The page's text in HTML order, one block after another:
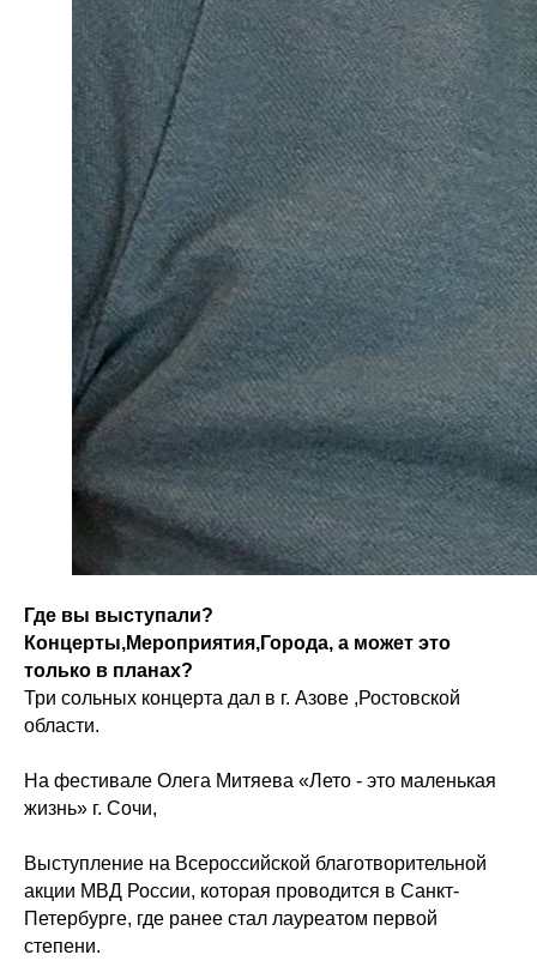
Где вы выступали?
Концерты,Мероприятия,Города, а может это
только в планах?
Три сольных концерта дал в г. Азове ,Ростовской
области.
На фестивале Олега Митяева «Лето - это маленькая
жизнь» г. Сочи,
Выступление на Всероссийской благотворительной
акции МВД России, которая проводится в Санкт-
Петербурге, где ранее стал лауреатом первой
степени.